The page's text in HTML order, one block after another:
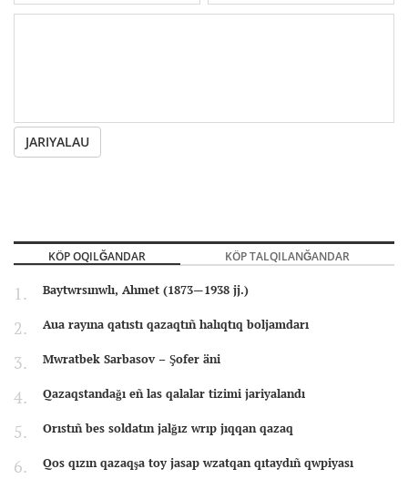
JARIYALAU
KÖP OQILĞANDAR KÖP TALQILANĞANDAR
Baytwrsınwlı, Ahmet (1873—1938 jj.)
Aua rayına qatıstı qazaqtıñ halıqtıq boljamdarı
Mwratbek Sarbasov – Şofer äni
Qazaqstandağı eñ las qalalar tizimi jariyalandı
Orıstıñ bes soldatın jalğız wrıp jıqqan qazaq
Qos qızın qazaqşa toy jasap wzatqan qıtaydıñ qwpiyası